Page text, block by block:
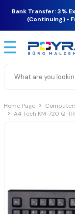
Bank Transfer: 3%
(Continuing) •
Home Page
A4 Tech KM-720 Q-